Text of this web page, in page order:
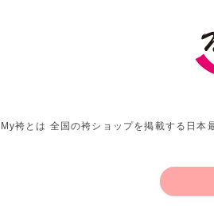
My袴とは 全国の袴ショップを掲載する日